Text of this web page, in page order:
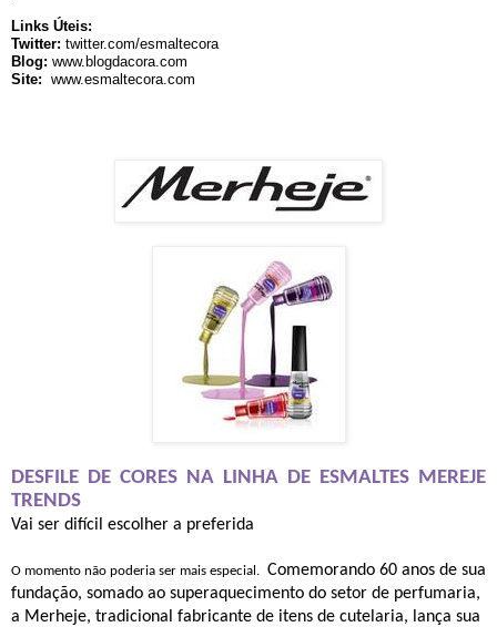
Links Úteis:
Twitter: twitter.com/esmaltecora
Blog: www.blogdacora.com
Site: www.esmaltecora.com
DESFILE DE CORES NA LINHA DE ESMALTES MEREJE
TRENDS
Vai ser difícil escolher a preferida
O momento não poderia ser mais especial. Comemorando 60 anos de sua
fundação, somado ao superaquecimento do setor de perfumaria,
a Merheje, tradicional fabricante de itens de cutelaria, lança sua